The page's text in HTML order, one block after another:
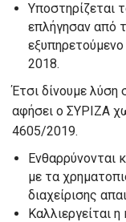
Υποστηρίζεται
επλήγησαν από
2018.
Έτσι δίνουμε λύση
αφήσει ο ΣΥΡΙΖΑ
4605/2019.
Ενθαρρύνονται
με τα
διαχείρισης
Καλλιεργείται